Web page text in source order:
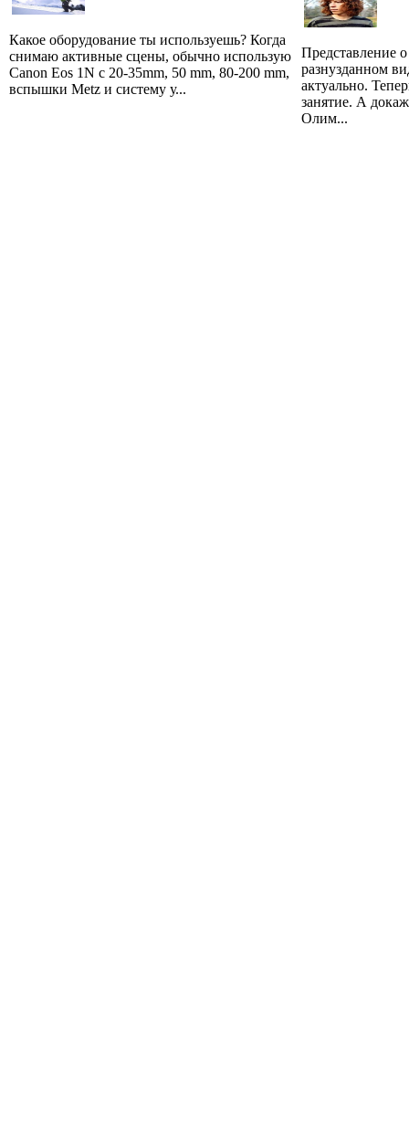
Какое оборудование ты используешь? Когда
снимаю активные сцены, обычно использую
Canon Eos 1N c 20-35mm, 50 mm, 80-200 mm,
вспышки Metz и систему у...
Представление
разнузданном
актуально.
занятие. А
Олим...